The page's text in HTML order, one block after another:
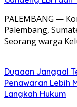
PALEMBANG —
Palembang,
Seorang warga
Dugaan Janggal
Penawaran Lebih
Langkah Hukum